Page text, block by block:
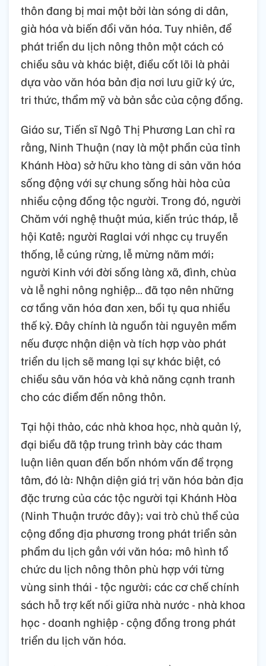
thôn đang bị mai một bởi làn sóng di dân,
già hóa và biến đổi văn hóa. Tuy nhiên, để
phát triển du lịch nông thôn một cách có
chiều sâu và khác biệt, điều cốt lõi là phải
dựa vào văn hóa bản địa nơi lưu giữ ký ức,
tri thức, thẩm mỹ và bản sắc của cộng đồng.
Giáo sư, Tiến sĩ Ngô Thị Phương Lan chỉ ra
rằng, Ninh Thuận (nay là một phần của tỉnh
Khánh Hòa) sở hữu kho tàng di sản văn hóa
sống động với sự chung sống hài hòa của
nhiều cộng đồng tộc người. Trong đó, người
Chăm với nghệ thuật múa, kiến trúc tháp, lễ
hội Katê; người Raglai với nhạc cụ truyền
thống, lễ cúng rừng, lễ mừng năm mới;
người Kinh với đời sống làng xã, đình, chùa
và lễ nghi nông nghiệp… đã tạo nên những
cơ tầng văn hóa đan xen, bồi tụ qua nhiều
thế kỷ. Đây chính là nguồn tài nguyên mềm
nếu được nhận diện và tích hợp vào phát
triển du lịch sẽ mang lại sự khác biệt, có
chiều sâu văn hóa và khả năng cạnh tranh
cho các điểm đến nông thôn.
Tại hội thảo, các nhà khoa học, nhà quản lý,
đại biểu đã tập trung trình bày các tham
luận liên quan đến bốn nhóm vấn đề trọng
tâm, đó là: Nhận diện giá trị văn hóa bản địa
đặc trưng của các tộc người tại Khánh Hòa
(Ninh Thuận trước đây); vai trò chủ thể của
cộng đồng địa phương trong phát triển sản
phẩm du lịch gắn với văn hóa; mô hình tổ
chức du lịch nông thôn phù hợp với từng
vùng sinh thái - tộc người; các cơ chế chính
sách hỗ trợ kết nối giữa nhà nước - nhà khoa
học - doanh nghiệp - cộng đồng trong phát
triển du lịch văn hóa.